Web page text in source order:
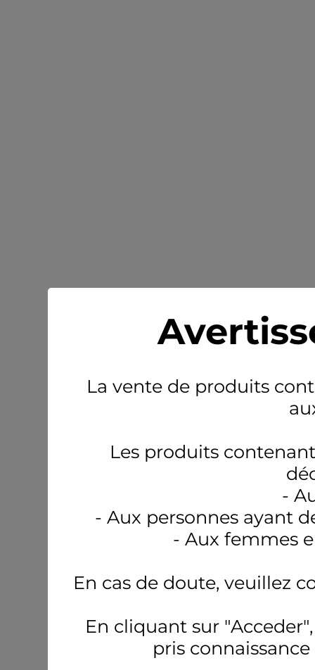
La vente de produits
Les produits
-
- Aux personnes ayant
- Aux femmes
En cas de doute, veuillez
En cliquant sur
pris